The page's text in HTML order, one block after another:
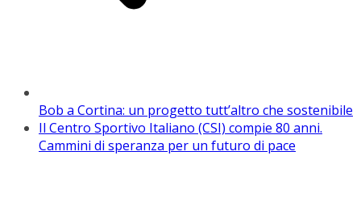
Bob a Cortina: un progetto tutt’altro che sostenibile
Il Centro Sportivo Italiano (CSI) compie 80 anni.
Cammini di speranza per un futuro di pace